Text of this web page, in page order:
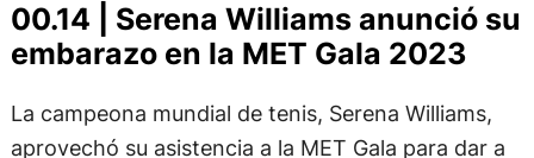
00.14 | Serena Williams anunció su
embarazo en la MET Gala 2023
La campeona mundial de tenis, Serena Williams,
aprovechó su asistencia a la MET Gala para dar a